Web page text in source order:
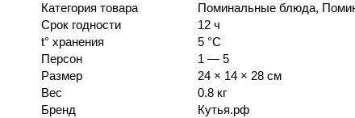
Категория товара
Поминальные блюда,
Срок годности
12 ч
t° хранения
5 °C
Персон
1 — 5
Размер
24 × 14 × 28 см
Вес
0.8 кг
Бренд
Кутья.рф